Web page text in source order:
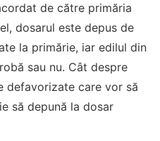
de către primăria
dosarul este depus de
la primărie, iar edilul din
sau nu. Cât despre
defavorizate care vor să
să depună la dosar